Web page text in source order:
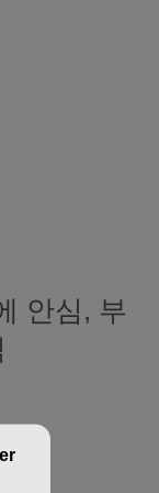
안심, 부